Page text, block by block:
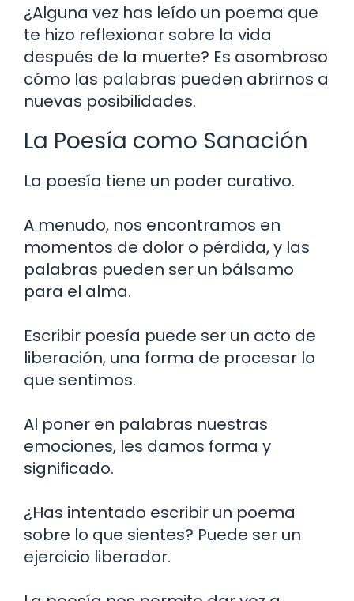
¿Alguna vez has leído un poema que
te hizo reflexionar sobre la vida
después de la muerte? Es asombroso
cómo las palabras pueden abrirnos a
nuevas posibilidades.
La Poesía como Sanación
La poesía tiene un poder curativo.
A menudo, nos encontramos en
momentos de dolor o pérdida, y las
palabras pueden ser un bálsamo
para el alma.
Escribir poesía puede ser un acto de
liberación, una forma de procesar lo
que sentimos.
Al poner en palabras nuestras
emociones, les damos forma y
significado.
¿Has intentado escribir un poema
sobre lo que sientes? Puede ser un
ejercicio liberador.